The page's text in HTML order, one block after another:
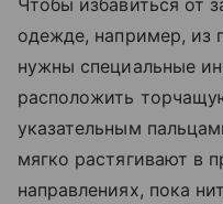
одежде, например, из
нужны специальные
расположить
указательным
мягко растягивают в
направлениях, пока